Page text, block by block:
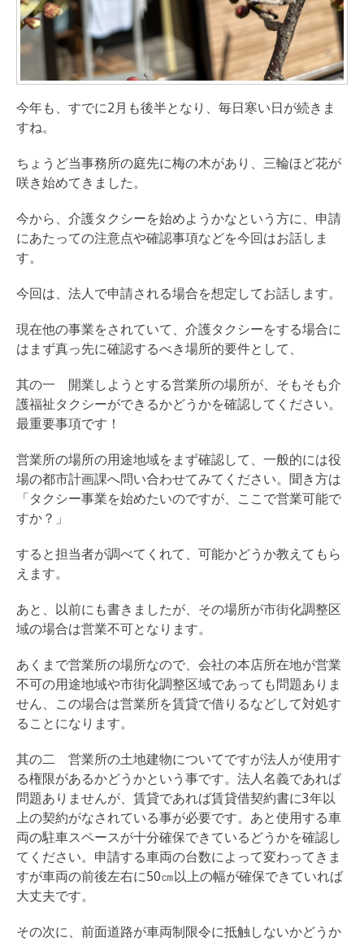
今年も、すでに2月も後半となり、毎日寒い日が続きま
すね。
ちょうど当事務所の庭先に梅の木があり、三輪ほど花が
咲き始めてきました。
今から、介護タクシーを始めようかなという方に、申請
にあたっての注意点や確認事項などを今回はお話しま
す。
今回は、法人で申請される場合を想定してお話します。
現在他の事業をされていて、介護タクシーをする場合に
はまず真っ先に確認するべき場所的要件として、
其の一 開業しようとする営業所の場所が、そもそも介
護福祉タクシーができるかどうかを確認してください。
最重要事項です！
営業所の場所の用途地域をまず確認して、一般的には役
場の都市計画課へ問い合わせてみてください。聞き方は
「タクシー事業を始めたいのですが、ここで営業可能で
すか？」
すると担当者が調べてくれて、可能かどうか教えてもら
えます。
あと、以前にも書きましたが、その場所が市街化調整区
域の場合は営業不可となります。
あくまで営業所の場所なので、会社の本店所在地が営業
不可の用途地域や市街化調整区域であっても問題ありま
せん、この場合は営業所を賃貸で借りるなどして対処す
ることになります。
其の二 営業所の土地建物についてですが法人が使用す
る権限があるかどうかという事です。法人名義であれば
問題ありませんが、賃貸であれば賃貸借契約書に3年以
上の契約がなされている事が必要です。あと使用する車
両の駐車スペースが十分確保できているどうかを確認し
てください。申請する車両の台数によって変わってきま
すが車両の前後左右に50㎝以上の幅が確保できていれば
大丈夫です。
その次に、前面道路が車両制限令に抵触しないかどうか